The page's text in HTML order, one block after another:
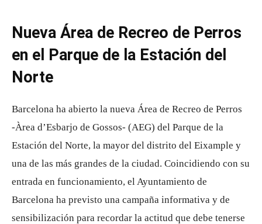
Nueva Área de Recreo de Perros
en el Parque de la Estación del
Norte
Barcelona ha abierto la nueva Área de Recreo de Perros
-Àrea d’Esbarjo de Gossos- (AEG) del Parque de la
Estación del Norte, la mayor del distrito del Eixample y
una de las más grandes de la ciudad. Coincidiendo con su
entrada en funcionamiento, el Ayuntamiento de
Barcelona ha previsto una campaña informativa y de
sensibilización para recordar la actitud que debe tenerse